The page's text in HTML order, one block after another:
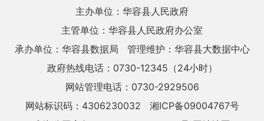
主办单位：华容县人民政府
主管单位：华容县人民政府办公室
承办单位：华容县数据局
管理维护：华容县大数据中心
政府热线电话：0730-12345（24小时）
网站管理电话：0730-2929506
网站标识码：4306230032
湘ICP备09004767号